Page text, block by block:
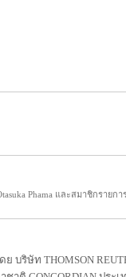
Phama และสมาชิกรายกา
ริษัท THOMSON